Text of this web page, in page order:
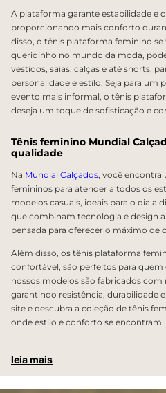
A plataforma garante estabilidade e
proporcionando mais conforto
disso, o tênis plataforma feminino
queridinho no mundo da moda,
vestidos, saias, calças e até shorts,
personalidade e estilo. Seja para um
evento mais informal, o tênis
deseja um toque de sofisticação e
Tênis feminino Mundial
qualidade
Na Mundial Calçados, você encontra
femininos para atender a todos os
modelos casuais, ideais para o dia a
que combinam tecnologia e design
pensada para oferecer o máximo de
Além disso, os tênis plataforma
confortável, são perfeitos para quem
nossos modelos são fabricados com
garantindo resistência, durabilidade
site e descubra a coleção de tênis
onde estilo e conforto se encontram!
leia mais